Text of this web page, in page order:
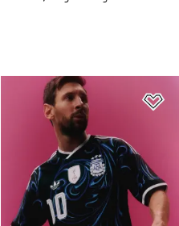
Wunschliste hinzufügen